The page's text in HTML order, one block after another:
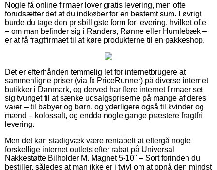
Nogle få online firmaer lover gratis levering, men ofte
forudsætter det at du indkøber for en bestemt sum. I øvrigt
burde du tage den prisbilligste form for levering, hvilket ofte
– om man befinder sig i Randers, Rønne eller Humlebæk –
er at få fragtfirmaet til at køre produkterne til en pakkeshop.
Det er efterhånden temmelig let for internetbrugere at
sammenligne priser (via fx PriceRunner) på diverse internet
butikker i Danmark, og derved har flere internet firmaer set
sig tvunget til at sænke udsalgspriserne på mange af deres
varer – til babyer og børn, og yderligere også til kvinder og
mænd – kolossalt, og endda nogle gange præstere fragtfri
levering.
Men det kan stadigvæk være rentabelt at eftergå nogle
forskellige internet outlets efter rabat på Universal
Nakkestøtte Bilholder M. Magnet 5-10" – Sort forinden du
bestiller, således at man ikke er i tvivl om at opnå den mindst